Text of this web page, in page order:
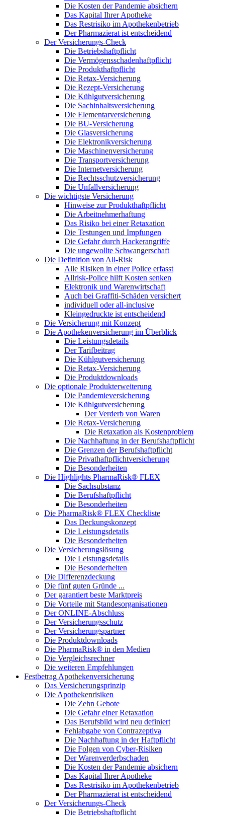
Die Kosten der Pandemie absichern
Das Kapital Ihrer Apotheke
Das Restrisiko im Apothekenbetrieb
Der Pharmazierat ist entscheidend
Der Versicherungs-Check
Die Betriebshaftpflicht
Die Vermögensschadenhaftpflicht
Die Produkthaftpflicht
Die Retax-Versicherung
Die Rezept-Versicherung
Die Kühlgutversicherung
Die Sachinhaltsversicherung
Die Elementarversicherung
Die BU-Versicherung
Die Glasversicherung
Die Elektronikversicherung
Die Maschinenversicherung
Die Transportversicherung
Die Internetversicherung
Die Rechtsschutzversicherung
Die Unfallversicherung
Die wichtigste Versicherung
Hinweise zur Produkthaftpflicht
Die Arbeitnehmerhaftung
Das Risiko bei einer Retaxation
Die Testungen und Impfungen
Die Gefahr durch Hackerangriffe
Die ungewollte Schwangerschaft
Die Definition von All-Risk
Alle Risiken in einer Police erfasst
Allrisk-Police hilft Kosten senken
Elektronik und Warenwirtschaft
Auch bei Graffiti-Schäden versichert
individuell oder all-inclusive
Kleingedruckte ist entscheidend
Die Versicherung mit Konzept
Die Apothekenversicherung im Überblick
Die Leistungsdetails
Der Tarifbeitrag
Die Kühlgutversicherung
Die Retax-Versicherung
Die Produktdownloads
Die optionale Produkterweiterung
Die Pandemieversicherung
Die Kühlgutversicherung
Der Verderb von Waren
Die Retax-Versicherung
Die Retaxation als Kostenproblem
Die Nachhaftung in der Berufshaftpflicht
Die Grenzen der Berufshaftpflicht
Die Privathaftpflichtversicherung
Die Besonderheiten
Die Highlights PharmaRisk® FLEX
Die Sachsubstanz
Die Berufshaftpflicht
Die Besonderheiten
Die PharmaRisk® FLEX Checkliste
Das Deckungskonzept
Die Leistungsdetails
Die Besonderheiten
Die Versicherungslösung
Die Leistungsdetails
Die Besonderheiten
Die Differenzdeckung
Die fünf guten Gründe ...
Der garantiert beste Marktpreis
Die Vorteile mit Standesorganisationen
Der ONLINE-Abschluss
Der Versicherungsschutz
Der Versicherungspartner
Die Produktdownloads
Die PharmaRisk® in den Medien
Die Vergleichsrechner
Die weiteren Empfehlungen
Festbetrag Apothekenversicherung
Das Versicherungsprinzip
Die Apothekenrisiken
Die Zehn Gebote
Die Gefahr einer Retaxation
Das Berufsbild wird neu definiert
Fehlabgabe von Contrazeptiva
Die Nachhaftung in der Haftpflicht
Die Folgen von Cyber-Risiken
Der Warenverderbschaden
Die Kosten der Pandemie absichern
Das Kapital Ihrer Apotheke
Das Restrisiko im Apothekenbetrieb
Der Pharmazierat ist entscheidend
Der Versicherungs-Check
Die Betriebshaftpflicht